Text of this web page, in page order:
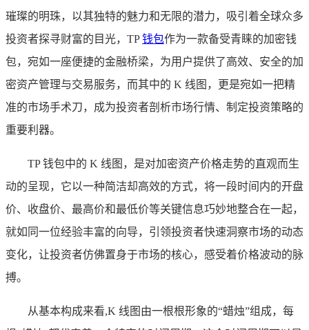
璀璨的明珠，以其独特的魅力和无限的潜力，吸引着全球众多
投资者探寻财富的目光，TP钱包作为一款备受青睐的加密钱
包，宛如一座便捷的金融桥梁，为用户提供了高效、安全的加
密资产管理与交易服务，而其中的 K 线图，更是宛如一把精
准的市场手术刀，成为投资者剖析市场行情、制定投资策略的
重要利器。
TP 钱包中的 K 线图，是对加密资产价格走势的直观而生
动的呈现，它以一种简洁却高效的方式，将一段时间内的开盘
价、收盘价、最高价和最低价等关键信息巧妙地整合在一起，
就如同一位经验丰富的向导，引领投资者快速洞察市场的动态
变化，让投资者仿佛置身于市场的核心，感受着价格波动的脉
搏。
从基本构成来看,K 线图由一根根形象的“蜡烛”组成，每